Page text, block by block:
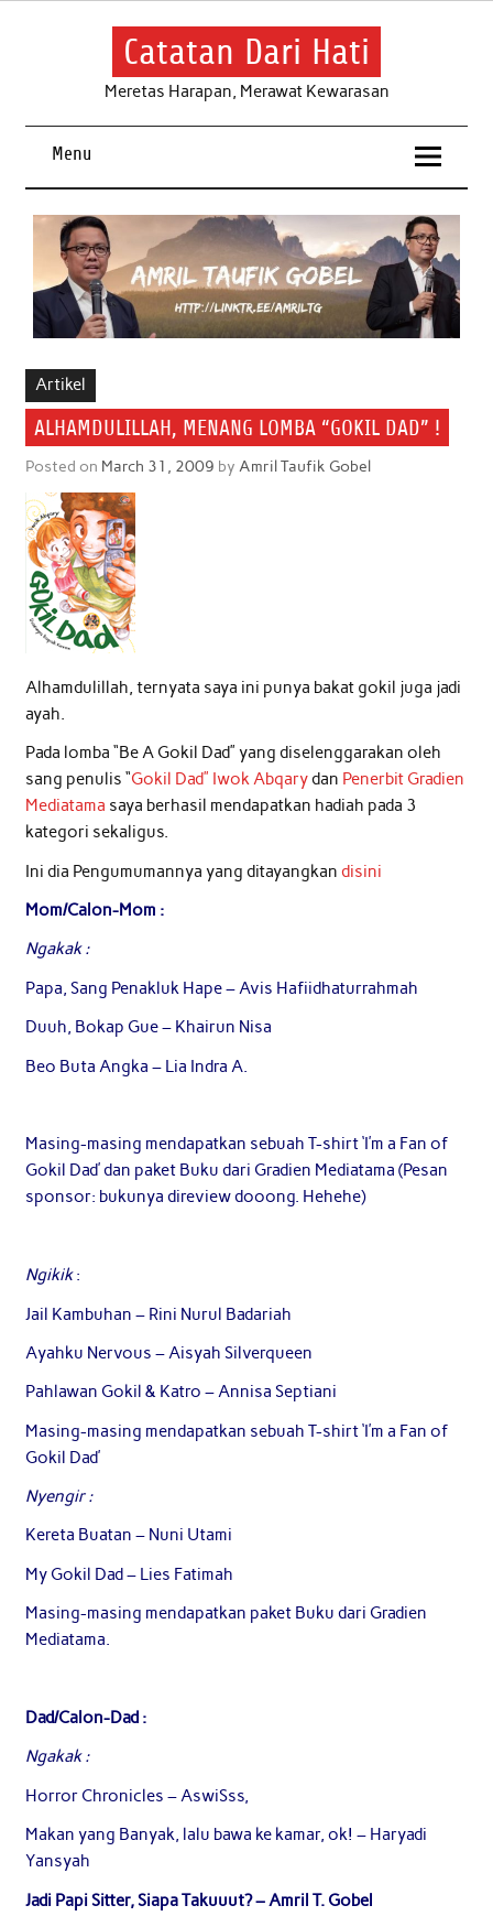
Skip
Catatan Dari Hati
Meretas Harapan, Merawat Kewarasan
Menu
Artikel
ALHAMDULILLAH, MENANG LOMBA “GOKIL DAD” !
Posted on March 31, 2009 by Amril Taufik Gobel
Alhamdulillah, ternyata saya ini punya bakat gokil juga jadi
ayah.
Pada lomba “Be A Gokil Dad” yang diselenggarakan oleh
sang penulis “Gokil Dad” Iwok Abqarydan Penerbit Gradien
Mediatama saya berhasil mendapatkan hadiah pada 3
kategori sekaligus.
Ini dia Pengumumannya yang ditayangkan disini
Mom/Calon-Mom :
Ngakak :
Papa, Sang Penakluk Hape – Avis Hafiidhaturrahmah
Duuh, Bokap Gue – Khairun Nisa
Beo Buta Angka – Lia Indra A.
Masing-masing mendapatkan sebuah T-shirt ‘I’m a Fan of
Gokil Dad’ dan paket Buku dari Gradien Mediatama (Pesan
sponsor: bukunya direview dooong. Hehehe)
Ngikik:
Jail Kambuhan – Rini Nurul Badariah
Ayahku Nervous – Aisyah Silverqueen
Pahlawan Gokil & Katro – Annisa Septiani
Masing-masing mendapatkan sebuah T-shirt ‘I’m a Fan of
Gokil Dad’
Nyengir :
Kereta Buatan – Nuni Utami
My Gokil Dad – Lies Fatimah
Masing-masing mendapatkan paket Buku dari Gradien
Mediatama.
Dad/Calon-Dad :
Ngakak :
Horror Chronicles – AswiSss,
Makan yang Banyak, lalu bawa ke kamar, ok! – Haryadi
Yansyah
Jadi Papi Sitter, Siapa Takuuut? – Amril T. Gobel